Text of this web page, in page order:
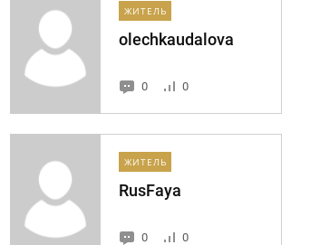
ЖИТЕЛЬ
olechkaudalova
0 0
ЖИТЕЛЬ
RusFaya
0 0